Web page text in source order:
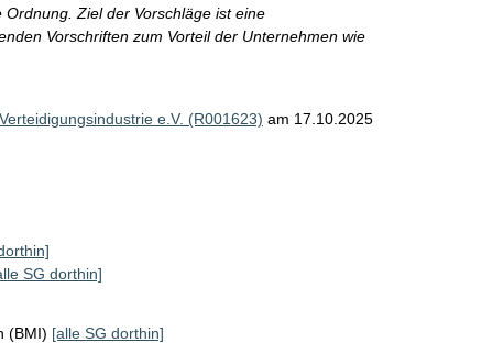
Ziel der Vorschläge ist eine
Vorschriften zum Vorteil der Unternehmen wie
e.V. (R001623) am 17.10.2025
SG dorthin]
(BMI) [alle SG dorthin]